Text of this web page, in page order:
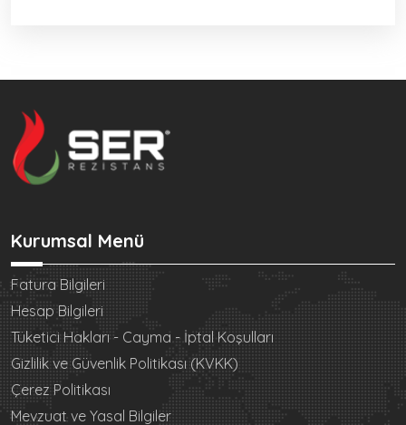
Kurumsal Menü
Fatura Bilgileri
Hesap Bilgileri
Tüketici Hakları - Cayma - İptal Koşulları
Gizlilik ve Güvenlik Politikası (KVKK)
Çerez Politikası
Mevzuat ve Yasal Bilgiler